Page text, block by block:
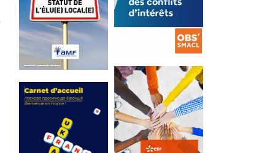
Statut de
l’élu local
Mise à jour avril
2024
La
prévention
des conflits
d’intérêts
18 septembre 2023
FEUILLETER